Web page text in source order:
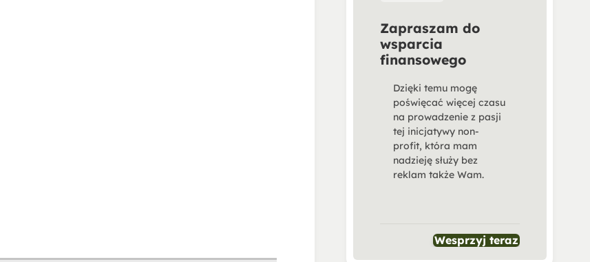
Zapraszam do
wsparcia
finansowego
Dzięki temu mogę
poświęcać więcej czasu
na prowadzenie z pasji
tej inicjatywy non-
profit, która mam
nadzieję służy bez
reklam także Wam.
Wesprzyj teraz